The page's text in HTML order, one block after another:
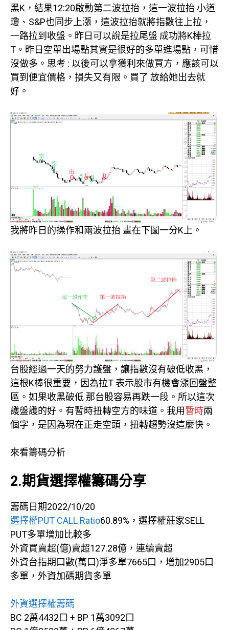
黑K，結果12:20啟動第二波拉抬，這一波拉抬 小道
瓊、S&P也同步上漲，這波拉抬就將指數往上拉，
一路拉到收盤。昨日可以說是拉尾盤 成功將K棒拉
T。昨日空單出場點其實是很好的多單進場點，可惜
沒做多。思考 : 以後可以拿獲利來做買方，應該可以
買到便宜價格，損失又有限。買了 放給她出去就
好。
我將昨日的操作和兩波拉抬 畫在下圖一分K上。
台股經過一天的努力護盤，讓指數沒有破低收黑，
這根K棒很重要，因為拉T 表示股市有機會漲回盤整
區。如果收黑破低 那台股容易再跌一段。所以這次
護盤護的好。有暫時扭轉空方的味道。我用暫時兩
個字，是因為現在正走空頭，扭轉趨勢沒這麼快。
來看籌碼分析
2.期貨選擇權籌碼分享
籌碼日期2022/10/20
選擇權PUT CALL Ratio60.89%，選擇權莊家SELL
PUT多單增加比較多
外資買賣超(億)賣超127.28億，連續賣超
外資台指期口數(萬口)淨多單7665口，增加2905口
多單，外資加碼期貨多單
外資選擇權籌碼
BC 2萬4432口 + BP 1萬3092口